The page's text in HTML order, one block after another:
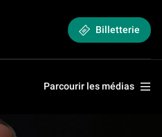
Billetterie
Parcourir les médias